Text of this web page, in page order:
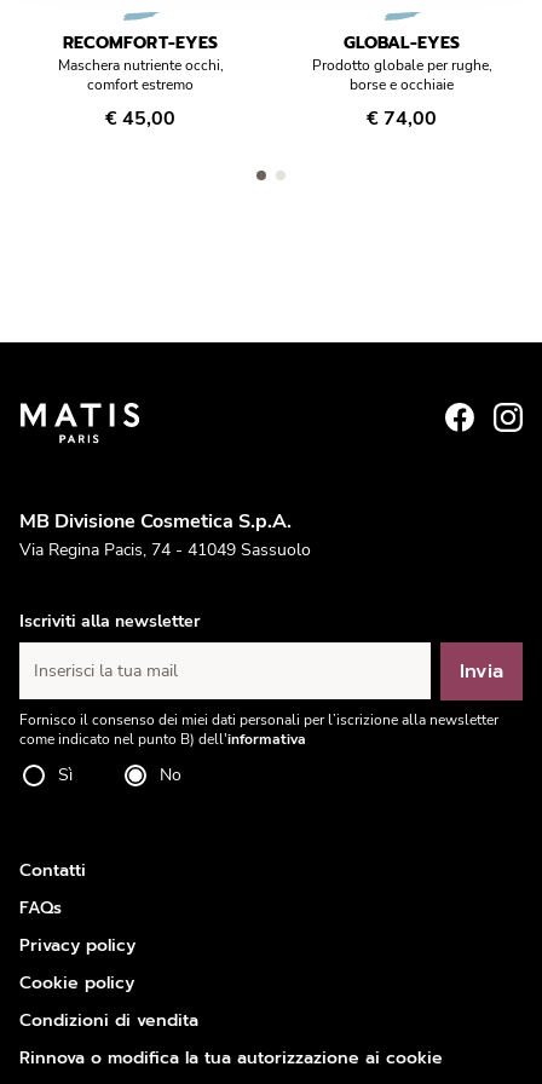
RECOMFORT-EYES
Maschera nutriente occhi,
comfort estremo
€ 45,00
GLOBAL-EYES
Prodotto globale per rughe,
borse e occhiaie
€ 74,00
MB Divisione Cosmetica S.p.A.
Via Regina Pacis, 74 - 41049 Sassuolo
Iscriviti alla newsletter
Inserisci la tua mail Invia
Fornisco il consenso dei miei dati personali per l’iscrizione alla newsletter
come indicato nel punto B) dell'informativa
Sì No
Contatti
FAQs
Privacy policy
Cookie policy
Condizioni di vendita
Rinnova o modifica la tua autorizzazione ai cookie